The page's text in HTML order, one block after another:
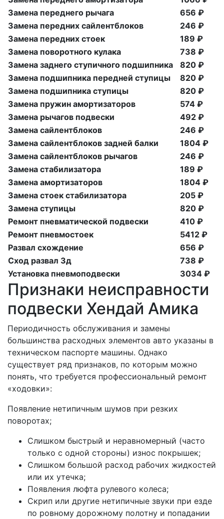
Замена переднего рычага
656 ₽
Замена передних сайлентблоков
246 ₽
Замена передних стоек
189 ₽
Замена поворотного кулака
738 ₽
Замена заднего ступичного подшипника
820 ₽
Замена подшипника передней ступицы
820 ₽
Замена подшипника ступицы
820 ₽
Замена пружин амортизаторов
574 ₽
Замена рычагов подвески
492 ₽
Замена сайлентблоков
246 ₽
Замена сайлентблоков задней балки
1804 ₽
Замена сайлентблоков рычагов
246 ₽
Замена стабилизатора
189 ₽
Замена амортизаторов
1804 ₽
Замена стоек стабилизатора
205 ₽
Замена ступицы
820 ₽
Ремонт пневматической подвески
410 ₽
Ремонт пневмостоек
5412 ₽
Развал схождение
656 ₽
Сход развал 3д
738 ₽
Установка пневмоподвески
3034 ₽
Признаки неисправности
подвески Хендай Амика
Периодичность обслуживания и замены
большинства расходных элементов авто указаны в
техническом паспорте машины. Однако
существует ряд признаков, по которым можно
понять, что требуется профессиональный ремонт
«ходовки»:
Появление нетипичным шумов при резких
поворотах;
Слишком быстрый и неравномерный (часто
только с одной стороны) износ покрышек;
Слишком большой расход рабочих жидкостей
или их утечка;
Появления люфта рулевого колеса;
Скрип или другие нетипичные звуки при езде
по ровному дорожному полотну и попадании